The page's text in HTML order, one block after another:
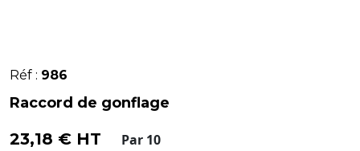
Réf : 986
Raccord de gonflage
23,18 € HT Par 10